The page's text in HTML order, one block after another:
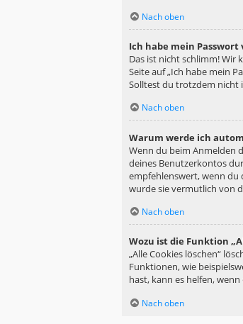
Nach oben
Ich habe mein Passwort
Das ist nicht schlimm! Wir
Seite auf „Ich habe mein
Solltest du trotzdem nicht
Nach oben
Warum werde ich
Wenn du beim Anmelden
deines Benutzerkontos
empfehlenswert, wenn du
wurde sie vermutlich von
Nach oben
Wozu ist die Funktion
„Alle Cookies löschen“
Funktionen, wie
hast, kann es helfen,
Nach oben